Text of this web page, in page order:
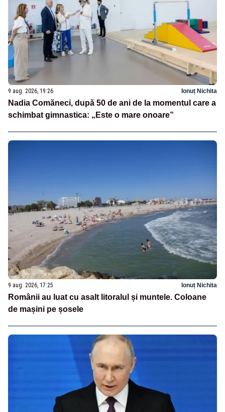
9 aug. 2026, 19:26 Ionuț Nichita
Nadia Comăneci, după 50 de ani de la momentul care a
schimbat gimnastica: „Este o mare onoare”
9 aug. 2026, 17:25 Ionuț Nichita
Românii au luat cu asalt litoralul și muntele. Coloane
de mașini pe șosele